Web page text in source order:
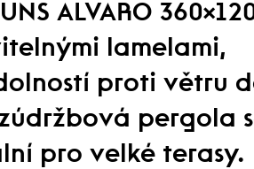
ALVARO
lamelami,
proti větru
pergola
pro velké terasy.